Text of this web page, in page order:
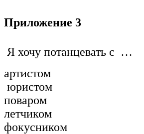
Приложение 3
Я хочу потанцевать с …
артистом
юристом
поваром
летчиком
фокусником